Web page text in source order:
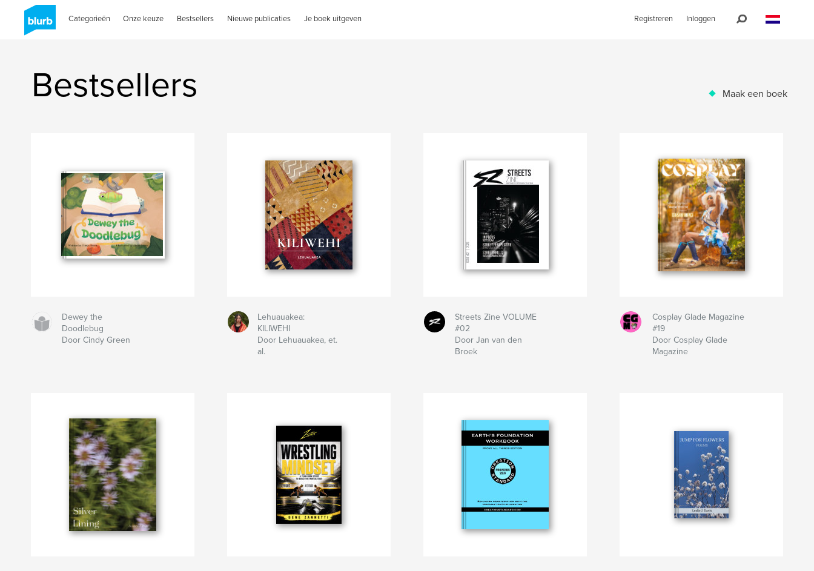
Categorieën Onze keuze Bestsellers Nieuwe publicaties Je boek uitgeven Registreren Inloggen
Bestsellers Maak een boek
Dewey the
Doodlebug
Door Cindy Green
Lehuauakea:
KILIWEHI
Door Lehuauakea, et.
al.
Streets Zine VOLUME
#02
Door Jan van den
Broek
Cosplay Glade Magazine
#19
Door Cosplay Glade
Magazine